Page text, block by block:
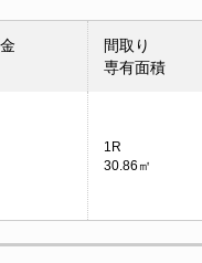
間取り
専有面積
1R
30.86㎡